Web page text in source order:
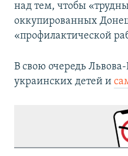
над тем, чтобы
оккупированных
«профилактической
В свою очередь
украинских детей и